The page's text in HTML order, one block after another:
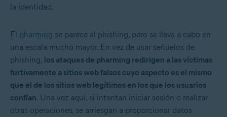
la identidad.
El pharming se parece al phishing, pero se lleva a cabo en
una escala mucho mayor. En vez de usar señuelos de
phishing, los ataques de pharming redirigen a las víctimas
furtivamente a sitios web falsos cuyo aspecto es el mismo
que el de los sitios web legítimos en los que los usuarios
confían. Una vez aquí, si intentan iniciar sesión o realizar
otras operaciones, se arriesgan a proporcionar datos